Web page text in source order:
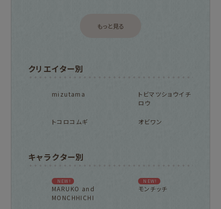
もっと見る
クリエイター別
mizutama
トビマツショウイチ
ロウ
トコロコムギ オビワン
キャラクター別
NEW!
MARUKO and
MONCHHICHI
NEW!
モンチッチ